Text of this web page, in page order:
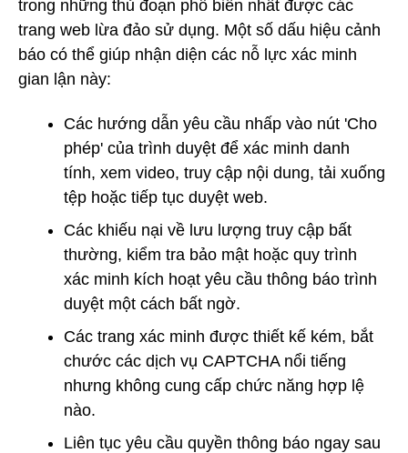
trong những thủ đoạn phổ biến nhất được các
trang web lừa đảo sử dụng. Một số dấu hiệu cảnh
báo có thể giúp nhận diện các nỗ lực xác minh
gian lận này:
Các hướng dẫn yêu cầu nhấp vào nút 'Cho
phép' của trình duyệt để xác minh danh
tính, xem video, truy cập nội dung, tải xuống
tệp hoặc tiếp tục duyệt web.
Các khiếu nại về lưu lượng truy cập bất
thường, kiểm tra bảo mật hoặc quy trình
xác minh kích hoạt yêu cầu thông báo trình
duyệt một cách bất ngờ.
Các trang xác minh được thiết kế kém, bắt
chước các dịch vụ CAPTCHA nổi tiếng
nhưng không cung cấp chức năng hợp lệ
nào.
Liên tục yêu cầu quyền thông báo ngay sau